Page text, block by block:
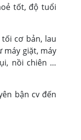
tốt, độ tuổi
cơ bản, lau
máy giặt, máy
nồi chiên …
bận cv đến